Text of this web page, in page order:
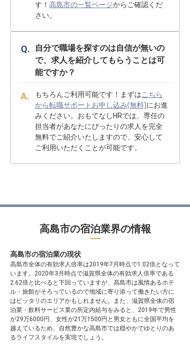
す！ 高島市の一覧ページからご確認くだ
さい。
自分で職場を探すのは自信が無いの
で、求人を紹介してもらうことは可
能ですか？
もちろんご利用可能です！まずはこちら
から転職サポートお申し込み(無料)にお進
みください。おもてなしHRでは、専任の
担当者があなたにぴったりの求人を完全
無料でご紹介いたしますので、安心して
ご利用いただくことが可能です。
高島市の宿泊業界の情報
高島市の宿泊業の現状
高島市全体の有効求人倍率は2019年7月時点で1.02倍となって
います。2020年3月時点で滋賀県全体の有効求人倍率である
2.62倍と比べると下回っていますが、高島市は風情あるホテ
ル・旅館がそろっているので地域に寄り添って働きたい方に
はピッタリのエリアかもしれません。また、滋賀県全体の宿
泊業・飲料サービス業の所定内給与をみると、2019年で男性
が29万6000円、女性が21万1500円と男女ともに全国平均を
越えているため、自然豊かな高島市では穏やかでゆとりのあ
るライフスタイルを実現でしょう。